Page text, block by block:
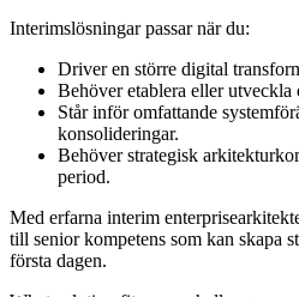
Interimslösningar passar när du:
Driver en större digital
Behöver etablera eller utveckla
Står inför omfattande
konsolideringar.
Behöver strategisk
period.
Med erfarna interim
till senior kompetens som kan skapa
första dagen.